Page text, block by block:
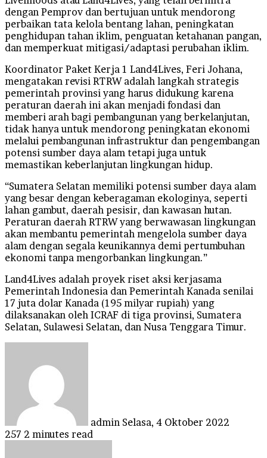
dengan Pemprov dan bertujuan untuk mendorong
perbaikan tata kelola bentang lahan, peningkatan
penghidupan tahan iklim, penguatan ketahanan pangan,
dan memperkuat mitigasi/adaptasi perubahan iklim.
Koordinator Paket Kerja 1 Land4Lives, Feri Johana,
mengatakan revisi RTRW adalah langkah strategis
pemerintah provinsi yang harus didukung karena
peraturan daerah ini akan menjadi fondasi dan
memberi arah bagi pembangunan yang berkelanjutan,
tidak hanya untuk mendorong peningkatan ekonomi
melalui pembangunan infrastruktur dan pengembangan
potensi sumber daya alam tetapi juga untuk
memastikan keberlanjutan lingkungan hidup.
“Sumatera Selatan memiliki potensi sumber daya alam
yang besar dengan keberagaman ekologinya, seperti
lahan gambut, daerah pesisir, dan kawasan hutan.
Peraturan daerah RTRW yang berwawasan lingkungan
akan membantu pemerintah mengelola sumber daya
alam dengan segala keunikannya demi pertumbuhan
ekonomi tanpa mengorbankan lingkungan.”
Land4Lives adalah proyek riset aksi kerjasama
Pemerintah Indonesia dan Pemerintah Kanada senilai
17 juta dolar Kanada (195 milyar rupiah) yang
dilaksanakan oleh ICRAF di tiga provinsi, Sumatera
Selatan, Sulawesi Selatan, dan Nusa Tenggara Timur.
admin Selasa, 4 Oktober 2022
257 2 minutes read